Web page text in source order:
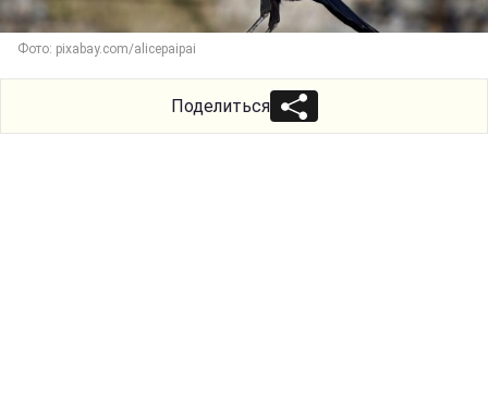
Фото: pixabay.com/alicepaipai
Поделиться